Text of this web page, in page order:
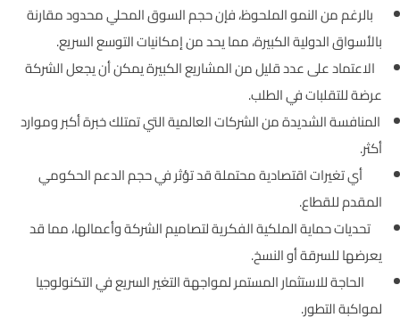
بالرغم من النمو الملحوظ، فإن حجم السوق المحلي محدود مقارنة
بالأسواق الدولية الكبيرة، مما يحد من إمكانيات التوسع السريع.
الاعتماد على عدد قليل من المشاريع الكبيرة يمكن أن يجعل الشركة
عرضة للتقلبات في الطلب.
المنافسة الشديدة من الشركات العالمية التي تمتلك خبرة أكبر وموارد
أكثر.
أي تغيرات اقتصادية محتملة قد تؤثر في حجم الدعم الحكومي
المقدم للقطاع.
تحديات حماية الملكية الفكرية لتصاميم الشركة وأعمالها، مما قد
يعرضها للسرقة أو النسخ.
الحاجة للاستثمار المستمر لمواجهة التغير السريع في التكنولوجيا
لمواكبة التطور.